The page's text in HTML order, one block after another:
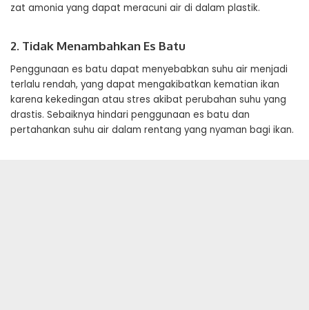
zat amonia yang dapat meracuni air di dalam plastik.
2. Tidak Menambahkan Es Batu
Penggunaan es batu dapat menyebabkan suhu air menjadi
terlalu rendah, yang dapat mengakibatkan kematian ikan
karena kekedingan atau stres akibat perubahan suhu yang
drastis. Sebaiknya hindari penggunaan es batu dan
pertahankan suhu air dalam rentang yang nyaman bagi ikan.